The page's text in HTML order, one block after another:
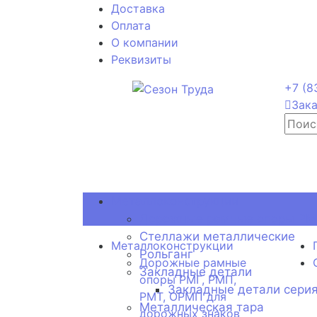
Доставка
Оплата
О компании
Реквизиты
+7
Стеллажи металлические
Рольганг
Закладные детали
Закладные детали
Металлическая тара
Металлоконструкции
Дорожные рамные
опоры РМГ, РМП,
РМТ, ОРМП для
дорожных знаков